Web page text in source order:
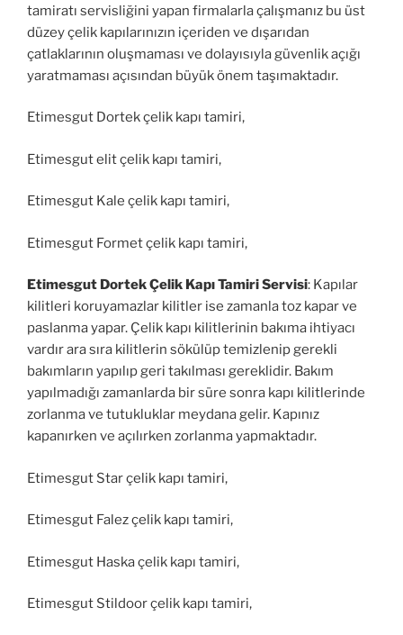
tamiratı servisliğini yapan firmalarla çalışmanız bu üst
düzey çelik kapılarınızın içeriden ve dışarıdan
çatlaklarının oluşmaması ve dolayısıyla güvenlik açığı
yaratmaması açısından büyük önem taşımaktadır.
Etimesgut Dortek çelik kapı tamiri,
Etimesgut elit çelik kapı tamiri,
Etimesgut Kale çelik kapı tamiri,
Etimesgut Formet çelik kapı tamiri,
Etimesgut Dortek Çelik Kapı Tamiri Servisi: Kapılar
kilitleri koruyamazlar kilitler ise zamanla toz kapar ve
paslanma yapar. Çelik kapı kilitlerinin bakıma ihtiyacı
vardır ara sıra kilitlerin sökülüp temizlenip gerekli
bakımların yapılıp geri takılması gereklidir. Bakım
yapılmadığı zamanlarda bir süre sonra kapı kilitlerinde
zorlanma ve tutukluklar meydana gelir. Kapınız
kapanırken ve açılırken zorlanma yapmaktadır.
Etimesgut Star çelik kapı tamiri,
Etimesgut Falez çelik kapı tamiri,
Etimesgut Haska çelik kapı tamiri,
Etimesgut Stildoor çelik kapı tamiri,